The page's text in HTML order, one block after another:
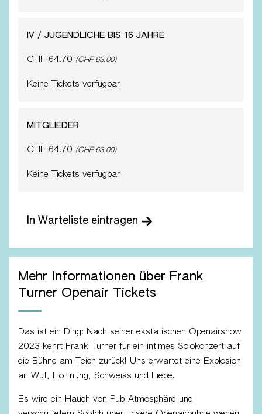
IV / JUGENDLICHE BIS 16 JAHRE
CHF 64.70 (CHF 63.00)
Keine Tickets verfügbar
MITGLIEDER
CHF 64.70 (CHF 63.00)
Keine Tickets verfügbar
In Warteliste eintragen
Mehr Informationen über Frank
Turner Openair Tickets
Das ist ein Ding: Nach seiner ekstatischen Openairshow
2023 kehrt Frank Turner für ein intimes Solokonzert auf
die Bühne am Teich zurück! Uns erwartet eine Explosion
an Wut, Hoffnung, Schweiss und Liebe.
Es wird ein Hauch von Pub-Atmosphäre und